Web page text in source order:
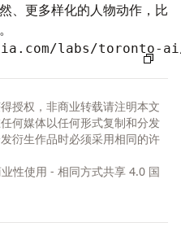
、更多样化的人物动作，比
labs/toronto-
授权，非商业转载请注明本文
何媒体以任何形式复制和分发
衍生作品时必须采用相同的许
性使用 - 相同方式共享 4.0 国